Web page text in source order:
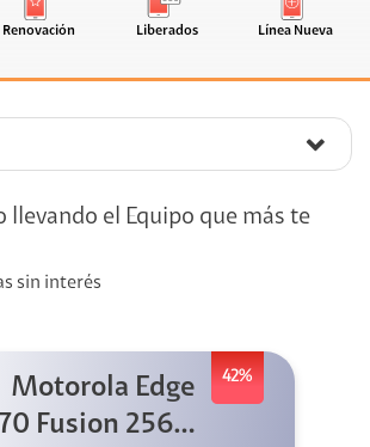
Renovación Liberados Línea Nueva
llevando el Equipo que más te
sin interés
42%
Motorola Edge
70 Fusion 256GB